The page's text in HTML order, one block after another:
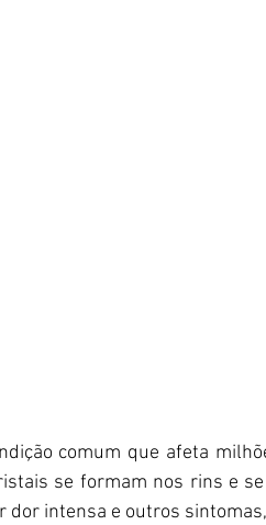
comum que afeta
se formam nos rins e
dor intensa e outros